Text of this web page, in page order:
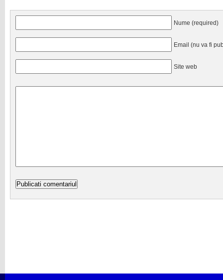
Nume (required)
Email (nu va fi
Site web